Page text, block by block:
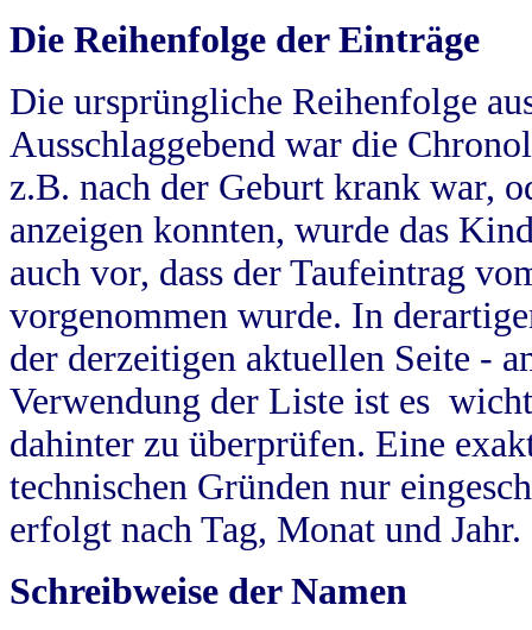
Die Reihenfolge der Einträge
Die ursprüngliche Reihenfolge
Ausschlaggebend war die
z.B. nach der Geburt krank war,
anzeigen konnten, wurde das
auch vor, dass der Taufeintrag
vorgenommen wurde. In
der derzeitigen aktuellen Seite -
Verwendung der Liste ist es
dahinter zu überprüfen. Eine
technischen Gründen nur
erfolgt nach Tag, Monat und Jahr.
Schreibweise der Namen